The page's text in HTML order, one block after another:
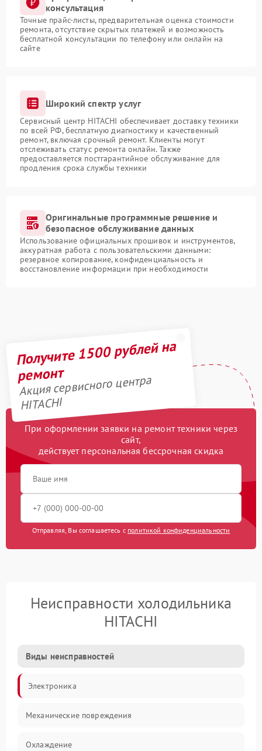
консультация
Точные прайс-листы, предварительная оценка стоимости
ремонта, отсутствие скрытых платежей и возможность
бесплатной консультации по телефону или онлайн на
сайте
Широкий спектр услуг
Сервисный центр HITACHI обеспечивает доставку техники
по всей РФ, бесплатную диагностику и качественный
ремонт, включая срочный ремонт. Клиенты могут
отслеживать статус ремонта онлайн. Также
предоставляется постгарантийное обслуживание для
продления срока службы техники
Оригинальные программные решение и
безопасное обслуживание данных
Использование официальных прошивок и инструментов,
аккуратная работа с пользовательскими данными:
резервное копирование, конфиденциальность и
восстановление информации при необходимости
Получите 1500 рублей на
ремонт
Акция сервисного центра
HITACHI
При оформлении заявки на ремонт техники через
сайт,
действует персональная бессрочная скидка
Отправляя, Вы соглашаетесь с политикой конфиденциальности
Неисправности холодильника
HITACHI
Виды неисправностей
Электроника
Механические повреждения
Охлаждение